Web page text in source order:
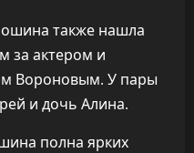
также нашла
за актером и
Вороновым. У пары
и дочь Алина.
полна ярких